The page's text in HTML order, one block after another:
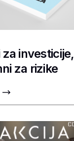
investicije,
za rizike